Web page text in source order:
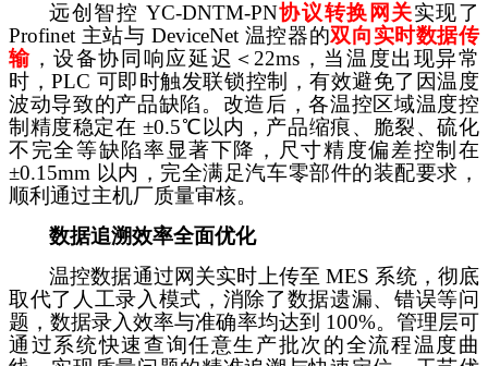
远创智控 YC-DNTM-PN协议转换 网关实现了
Profinet 主站与 DeviceNet 温控器的双向实时数据传
输 ，设备协同响应延迟＜ 22ms，当温度出现异常
时，PLC 可即时触发联锁控制，有效避免了因温度
波动导致的产品缺陷。改造后，各温控区域温度控
制精度稳定在 ±0.5℃以内，产品缩痕、脆裂、硫化
不完全等缺陷率显著下降，尺寸精度偏差控制在
±0.15mm 以内，完全满足汽车零部件的装配要求，
顺利通过主机厂质量审核。
数据追溯效率全面优化
温控数据通过网关实时上传至 MES 系统，彻底
取代了人工录入模式，消除了数据遗漏、错误等问
题，数据录入效率与准确率均达到 100%。管理层可
通过系统快速查询任意生产批次的全流程温度曲